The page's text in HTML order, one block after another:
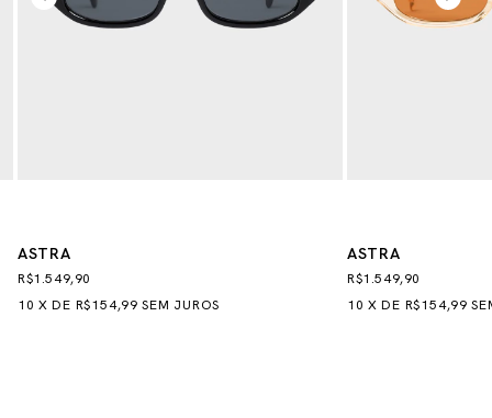
ASTRA
R$1.549,90
10 XDE R$154,99 SEM JUROS
ASTRA
R$1.549,90
10 XDE R$154,99